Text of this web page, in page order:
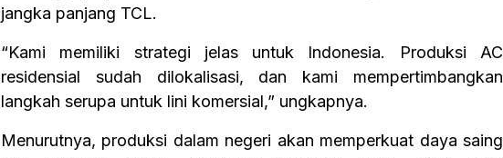
jangka panjang TCL.
“Kami memiliki strategi jelas untuk Indonesia. Produksi AC
residensial sudah dilokalisasi, dan kami mempertimbangkan
langkah serupa untuk lini komersial,” ungkapnya.
Menurutnya, produksi dalam negeri akan memperkuat daya saing